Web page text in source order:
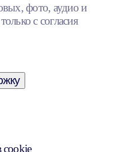
фото, аудио и
с согласия
cookie